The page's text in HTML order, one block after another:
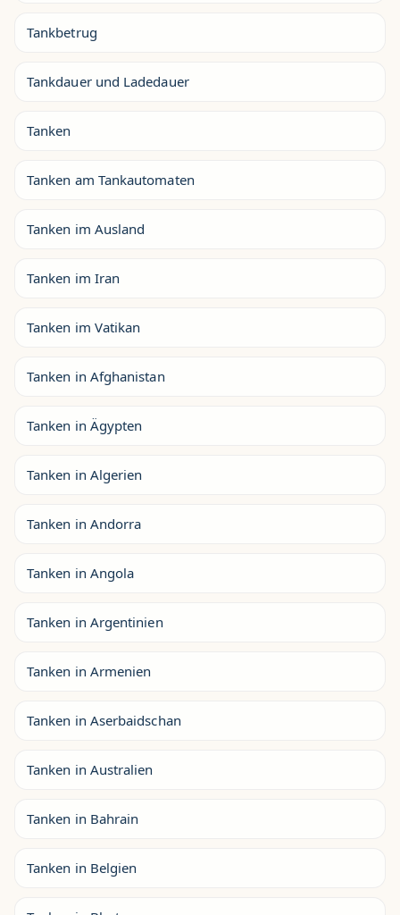
Tankbetrug
Tankdauer und Ladedauer
Tanken
Tanken am Tankautomaten
Tanken im Ausland
Tanken im Iran
Tanken im Vatikan
Tanken in Afghanistan
Tanken in Ägypten
Tanken in Algerien
Tanken in Andorra
Tanken in Angola
Tanken in Argentinien
Tanken in Armenien
Tanken in Aserbaidschan
Tanken in Australien
Tanken in Bahrain
Tanken in Belgien